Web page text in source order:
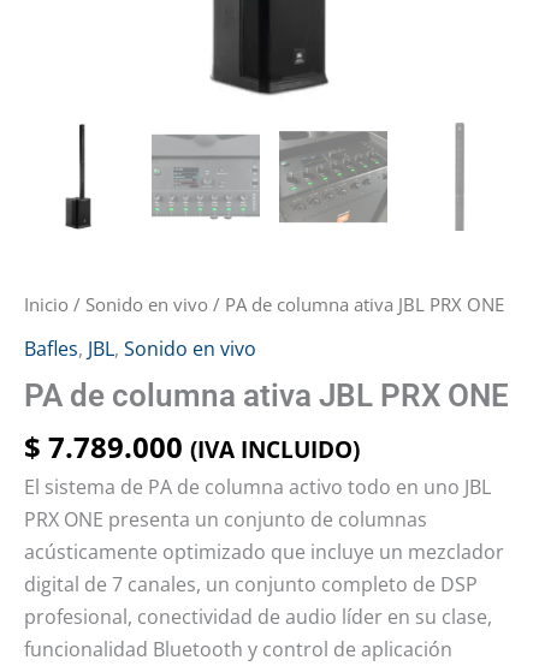
Inicio / Sonido en vivo / PA de columna ativa JBL PRX ONE
Bafles, JBL, Sonido en vivo
PA de columna ativa JBL PRX ONE
$ 7.789.000 (IVA INCLUIDO)
El sistema de PA de columna activo todo en uno JBL
PRX ONE presenta un conjunto de columnas
acústicamente optimizado que incluye un mezclador
digital de 7 canales, un conjunto completo de DSP
profesional, conectividad de audio líder en su clase,
funcionalidad Bluetooth y control de aplicación